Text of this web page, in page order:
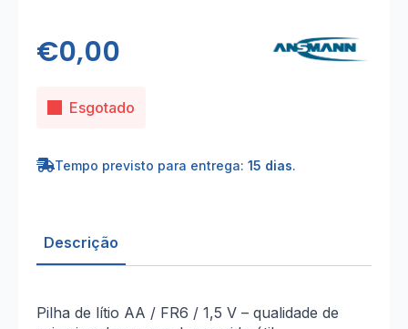
€0,00
Esgotado
Tempo previsto para entrega: 15 dias.
Descrição
Pilha de lítio AA / FR6 / 1,5 V – qualidade de